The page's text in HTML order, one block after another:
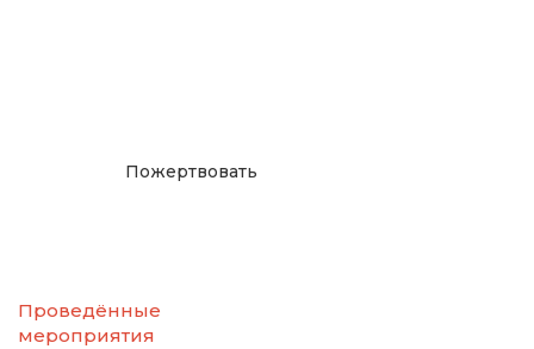
Пожертвовать
Проведённые
мероприятия